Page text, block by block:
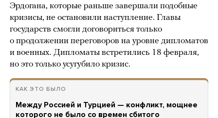
Эрдогана, которые раньше завершали подобные
кризисы, не остановили наступление. Главы
государств смогли договориться только
о продолжении переговоров на уровне дипломатов
и военных. Дипломаты встретились 18 февраля,
но это только усугубило кризис.
КАК ЭТО БЫЛО
Между Россией и Турцией — конфликт, мощнее
которого не было со времен сбитого